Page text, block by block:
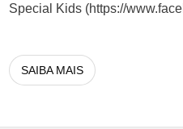
Special Kids (https://
SAIBA MAIS